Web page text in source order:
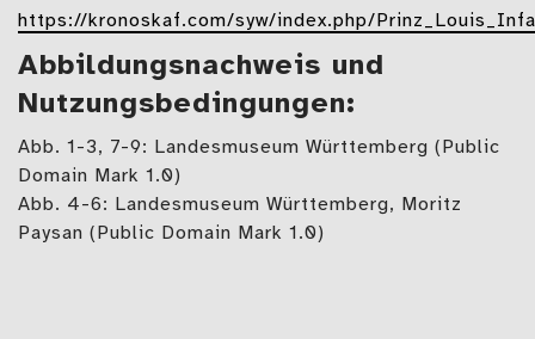
https://kronoskaf.com/syw/index.php/
Abbildungsnachweis und
Nutzungsbedingungen:
Abb. 1-3, 7-9: Landesmuseum Württemberg (Public
Domain Mark 1.0)
Abb. 4-6: Landesmuseum Württemberg, Moritz
Paysan (Public Domain Mark 1.0)